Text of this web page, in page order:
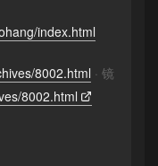
index.html
8002.html · 镜
8002.html